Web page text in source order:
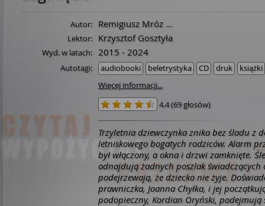
Autor: Remigiusz Mróz ...
Lektor: Krzysztof Gosztyła
Wyd. w latach: 2015 - 2024
Autotagi: audiobooki beletrystyka CD druk
książki
Więcej informacji...
4.4(69 głosów)
Trzyletnia dziewczynka znika bez śladu z
letniskowego bogatych rodziców. Alarm
był włączony, a okna i drzwi zamknięte.
odnajdują żadnych poszlak
podejrzewają, że dziecko nie żyje.
prawniczka, Joanna Chyłka, i jej
podopieczny, Kordian Oryński, podejmują